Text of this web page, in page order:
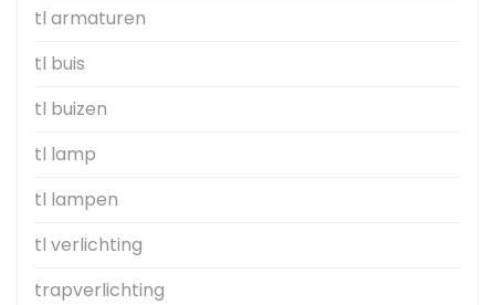
tl armaturen
tl buis
tl buizen
tl lamp
tl lampen
tl verlichting
trapverlichting